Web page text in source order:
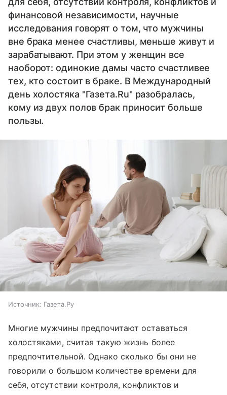
финансовой независимости, научные
исследования говорят о том, что мужчины
вне брака менее счастливы, меньше живут и
зарабатывают. При этом у женщин все
наоборот: одинокие дамы часто счастливее
тех, кто состоит в браке. В Международный
день холостяка "Газета.Ru" разобралась,
кому из двух полов брак приносит больше
пользы.
Источник: Газета.Ру
Многие мужчины предпочитают оставаться
холостяками, считая такую жизнь более
предпочтительной. Однако сколько бы они не
говорили о большом количестве времени для
себя, отсутствии контроля, конфликтов и